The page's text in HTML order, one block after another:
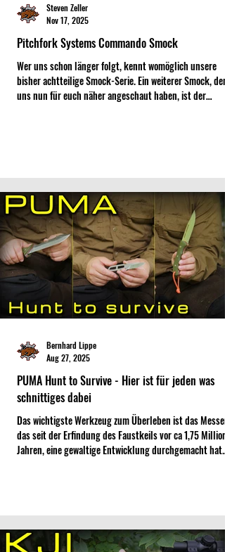
Pitchfork Systems Commando Smock
Wer uns schon länger folgt, kennt womöglich unsere
bisher achtteilige Smock-Serie. Ein weiterer Smock, den
uns nun für euch näher angeschaut haben, ist der
Steven Zeller
Nov 17, 2025
PUMA Hunt to Survive - Hier ist für jeden was
schnittiges dabei
Das wichtigste Werkzeug zum Überleben ist das Messer,
das seit der Erfindung des Faustkeils vor ca 1,75
Jahren, eine gewaltige Entwicklung durchgemacht hat.
Bernhard Lippe
Aug 27, 2025